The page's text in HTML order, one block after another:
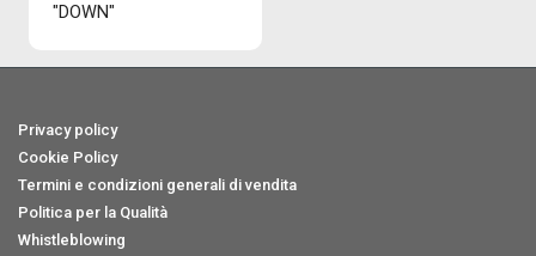
"DOWN"
Privacy policy
Cookie Policy
Termini e condizioni generali di vendita
Politica per la Qualità
Whistleblowing